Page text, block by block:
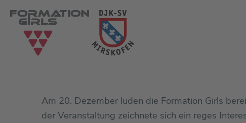
Am 20. Dezember luden die Formation Girls
der Veranstaltung zeichnete sich ein reges